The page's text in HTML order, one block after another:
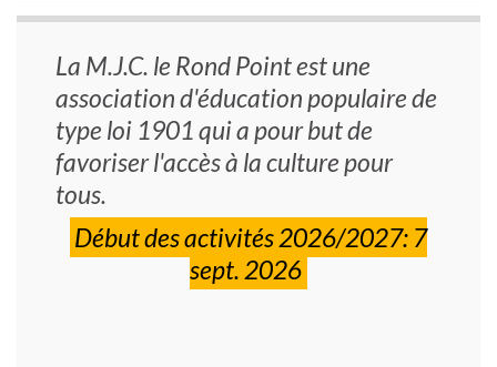
La M.J.C. le Rond Point est une
association d'éducation populaire de
type loi 1901 qui a pour but de
favoriser l'accès à la culture pour
tous.
Début des activités 2026/2027: 7
sept. 2026